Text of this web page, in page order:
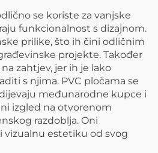
se koriste za vanjske
funkcionalnost s dizajnom.
prilike, što ih čini odličnim
projekte. Također
zahtjev, jer ih je lako
s njima. PVC pločama se
međunarodne kupce i
izgled na otvorenom
razdoblja. Oni
vizualnu estetiku od svog